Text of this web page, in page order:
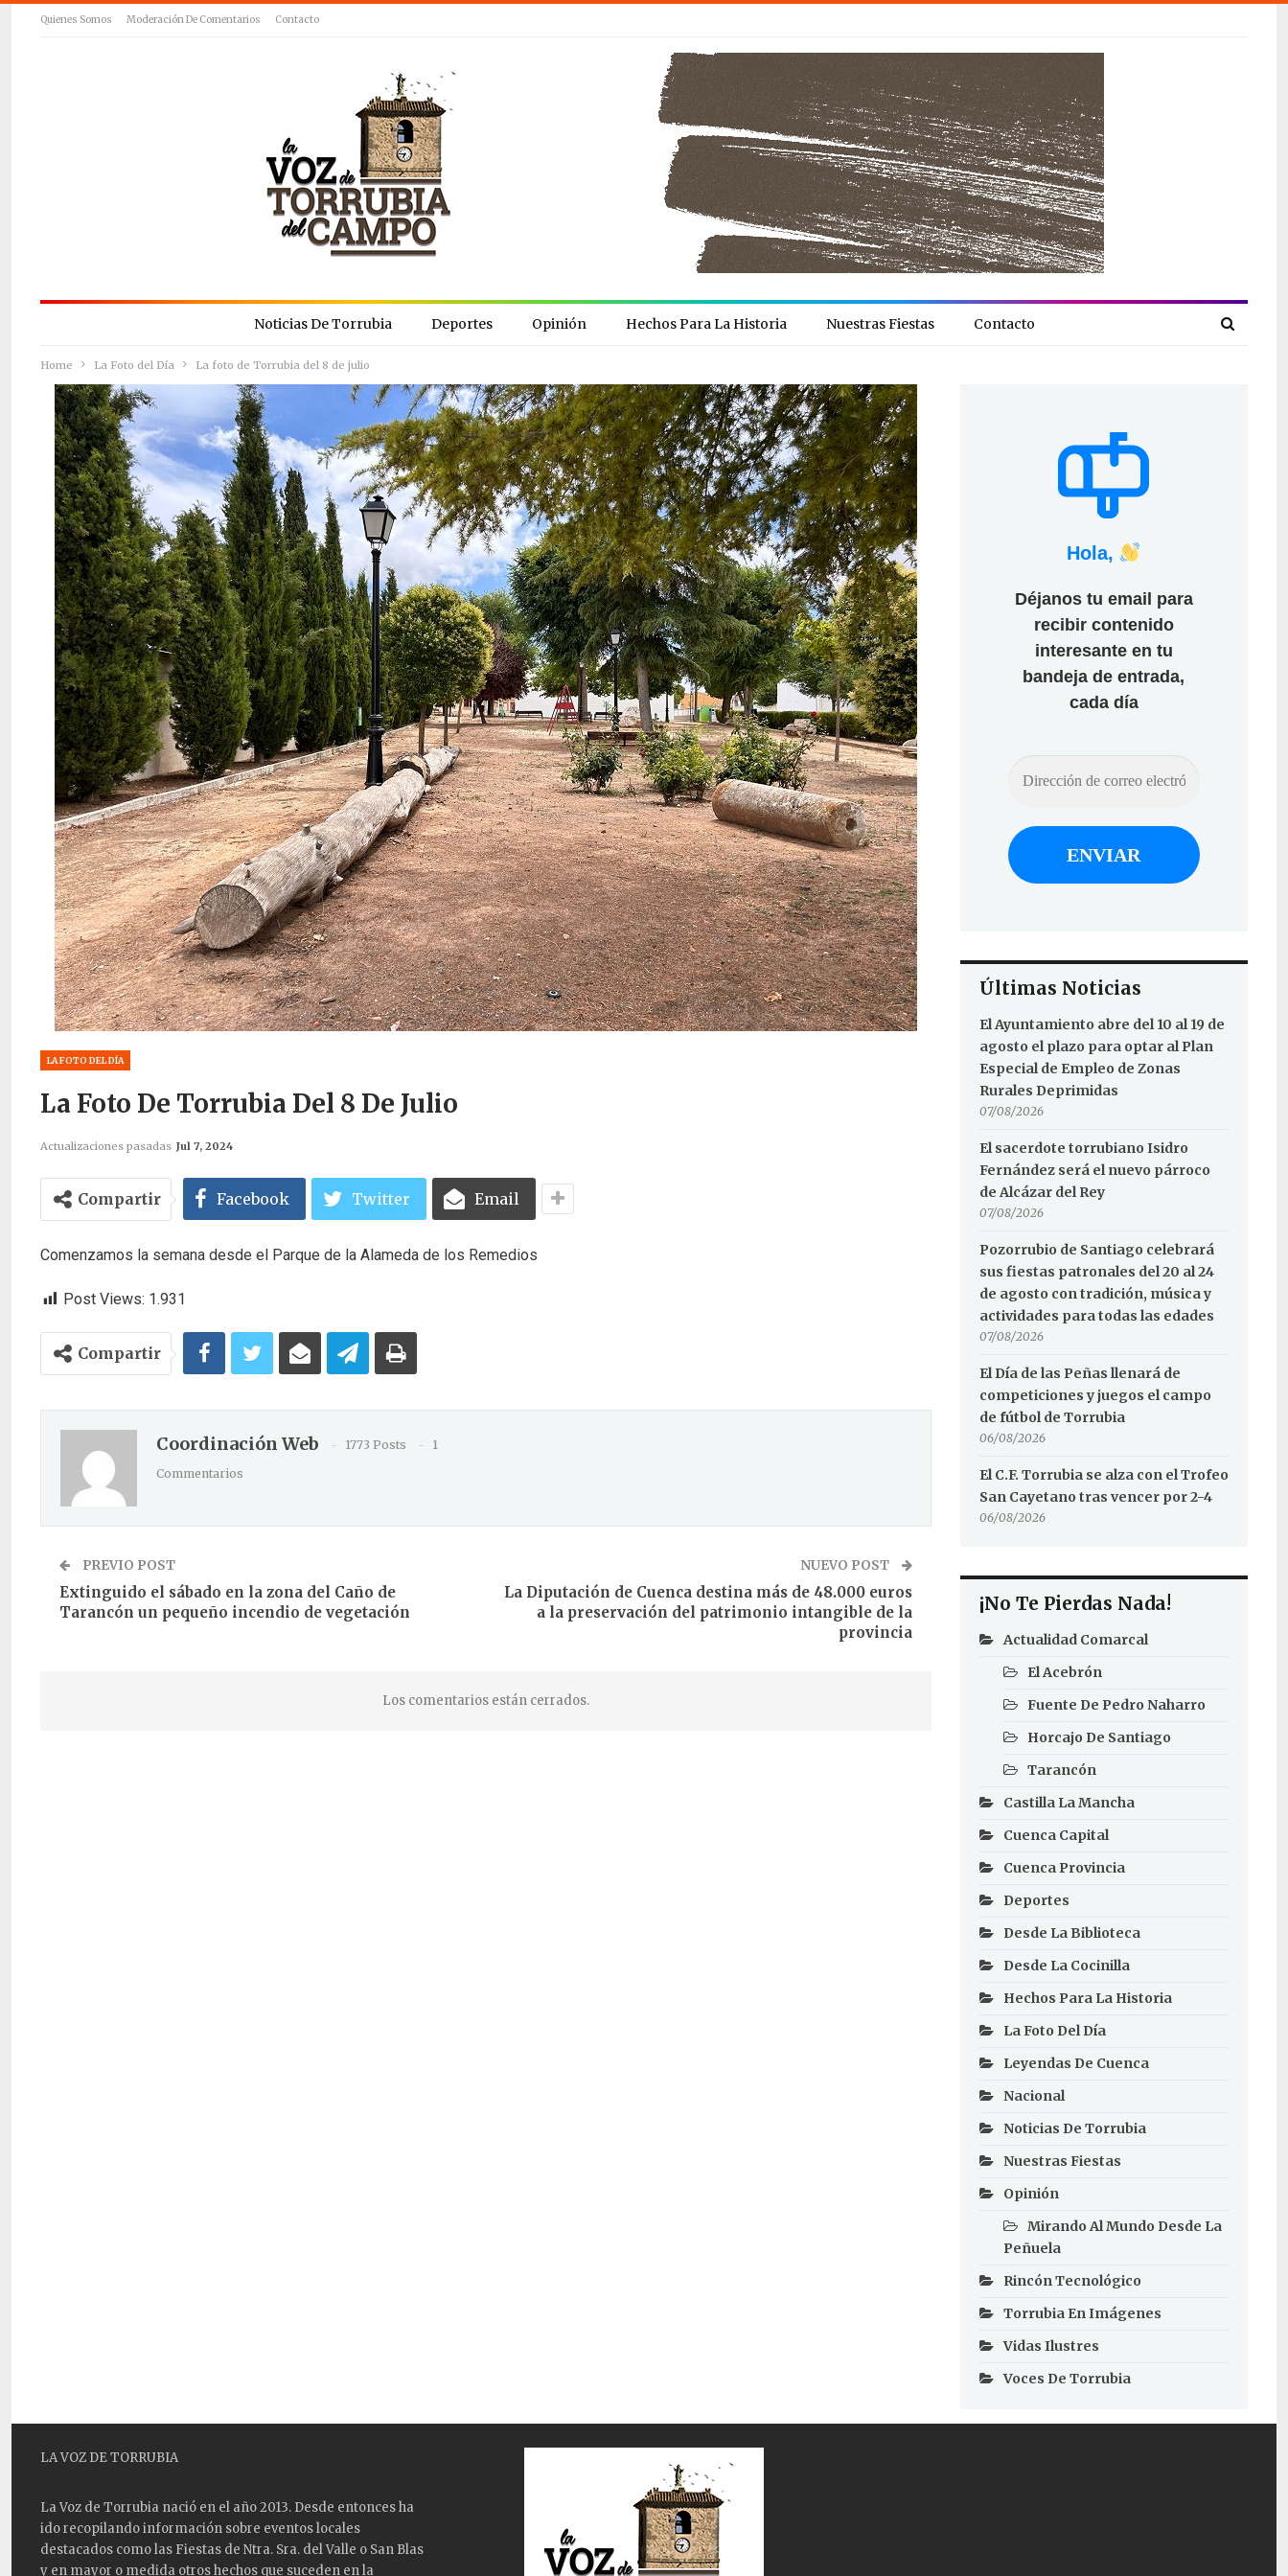
Quienes Somos Moderación De Comentarios Contacto
Noticias De Torrubia Deportes Opinión Hechos Para La Historia Nuestras Fiestas Contacto
Home La Foto del Día La foto de Torrubia del 8 de julio
LA FOTO DEL DÍA
La Foto De Torrubia Del 8 De Julio
Actualizaciones pasadas Jul 7, 2024
Compartir Facebook Twitter Email
Comenzamos la semana desde el Parque de la Alameda de los Remedios
Post Views: 1.931
Compartir
Coordinación Web 1773 Posts
1
Commentarios
PREVIO POST
Extinguido el sábado en la zona del Caño de
Tarancón un pequeño incendio de vegetación
NUEVO POST
La Diputación de Cuenca destina más de 48.000 euros
a la preservación del patrimonio intangible de la
provincia
Los comentarios están cerrados.
Hola,
Déjanos tu email para
recibir contenido
interesante en tu
bandeja de entrada,
cada día
Últimas Noticias
El Ayuntamiento abre del 10 al 19 de
agosto el plazo para optar al Plan
Especial de Empleo de Zonas
Rurales Deprimidas
07/08/2026
El sacerdote torrubiano Isidro
Fernández será el nuevo párroco
de Alcázar del Rey
07/08/2026
Pozorrubio de Santiago celebrará
sus fiestas patronales del 20 al 24
de agosto con tradición, música y
actividades para todas las edades
07/08/2026
El Día de las Peñas llenará de
competiciones y juegos el campo
de fútbol de Torrubia
06/08/2026
El C.F. Torrubia se alza con el Trofeo
San Cayetano tras vencer por 2-4
06/08/2026
¡No Te Pierdas Nada!
Actualidad Comarcal
El Acebrón
Fuente De Pedro Naharro
Horcajo De Santiago
Tarancón
Castilla La Mancha
Cuenca Capital
Cuenca Provincia
Deportes
Desde La Biblioteca
Desde La Cocinilla
Hechos Para La Historia
La Foto Del Día
Leyendas De Cuenca
Nacional
Noticias De Torrubia
Nuestras Fiestas
Opinión
Mirando Al Mundo Desde La
Peñuela
Rincón Tecnológico
Torrubia En Imágenes
Vidas Ilustres
Voces De Torrubia
LA VOZ DE TORRUBIA
La Voz de Torrubia nació en el año 2013. Desde entonces ha
ido recopilando información sobre eventos locales
destacados como las Fiestas de Ntra. Sra. del Valle o San Blas
y en mayor o medida otros hechos que suceden en la